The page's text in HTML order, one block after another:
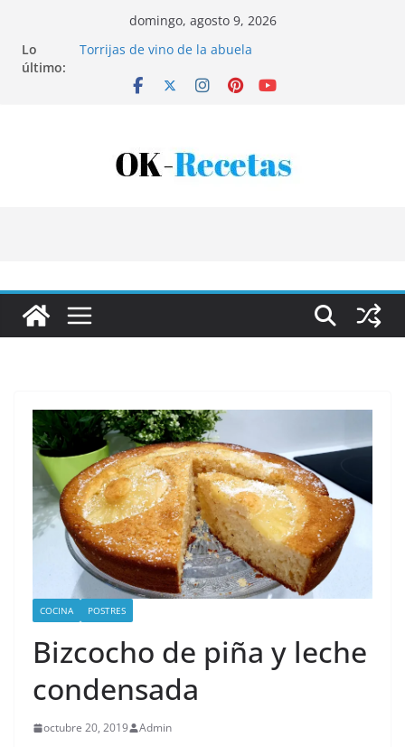
contenido
domingo, agosto 9, 2026
Lo
último:
Torrijas de vino de la abuela
Bandeja de pescaíto frito
COCINA POSTRES
Bizcocho de piña y leche
condensada
octubre 20, 2019 Admin